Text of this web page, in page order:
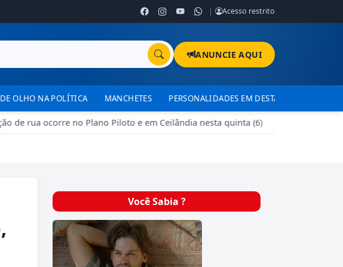
| Acesso restrito
ANUNCIE AQUI
DE OLHO NA POLÍTICA MANCHETES PERSONALIDADES EM DESTAQUE
de rua ocorre no Plano Piloto e em Ceilândia nesta quinta (6)
Você Sabia ?